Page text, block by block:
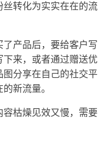
转化为实实在在的流
产品后，要给客户写
来，或者通过赠送优
分享在自己的社交平
新流量。
枯燥见效又慢，需要